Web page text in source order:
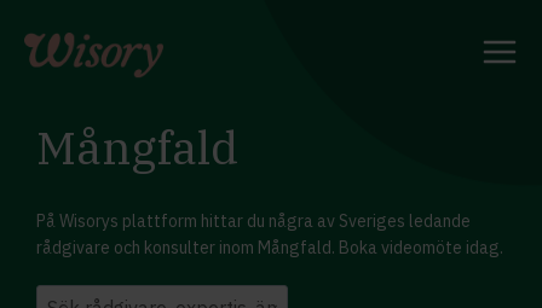
content
Mångfald
På Wisorys plattform hittar du några av Sveriges ledande
rådgivare och konsulter inom Mångfald. Boka videomöte idag.